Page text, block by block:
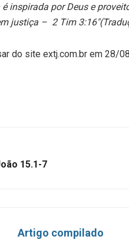
é inspirada por Deus e
justiça – 2 Tim
do site extj.com.br em 28/
15.1-7
Artigo compilado